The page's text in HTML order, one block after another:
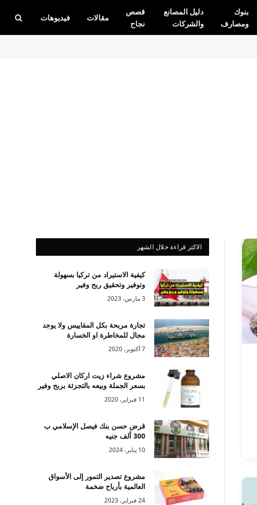
بنوك
ومصارف
دليل المصانع
والشركات
قصص
نجاح
مقالات فيديوهات
الاكثر قراءة خلال الشهر
كيفية الاستيراد من تركيا بسهولة
وتوفير وتحقيق ربح وفير
3 مارس، 2023
تجارة مربحة بكل المقاييس ولا يوجد
مجال للمخاطرة او الخسارة
7 أكتوبر، 2020
مشروع شراء زيت اركان الاصلي
بسعر الجملة وبيعه بالتجزئة بربح وفير
11 فبراير، 2020
قرض حسن بنك فيصل الإسلامي ب
300 ألف جنيه
10 يناير، 2024
مشروع تصدير التمور إلى الأسواق
العالمية بأرباح ضخمة
24 فبراير، 2023